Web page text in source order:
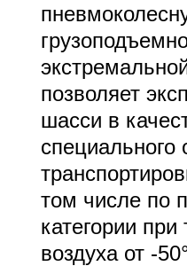
позволяет
шасси в
специального
том числе по
категории
воздуха от -